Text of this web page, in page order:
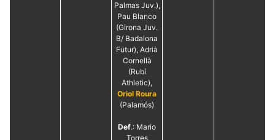
Palmas Juv.),
Pau Blanco
(Girona Juv.
B/ Badalona
Futur), Adrià
Cornellà
(Rubí
Athletic),
Oriol Roura
(Palamós)
Def.: Mario
Torres